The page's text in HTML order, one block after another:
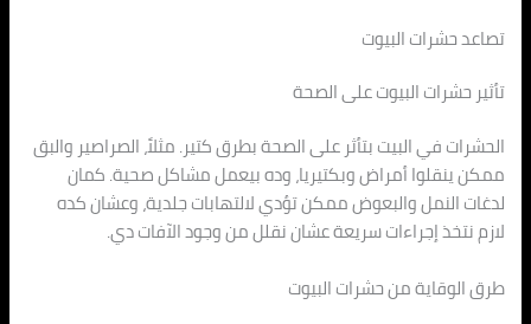
تصاعد حشرات البيوت
تأثير حشرات البيوت على الصحة
الحشرات في البيت بتأثر على الصحة بطرق كتير. مثلاً، الصراصير والبق
ممكن ينقلوا أمراض وبكتيريا، وده بيعمل مشاكل صحية. كمان
لدغات النمل والبعوض ممكن تؤدي لالتهابات جلدية، وعشان كده
لازم نتخذ إجراءات سريعة عشان نقلل من وجود الآفات دي.
طرق الوقاية من حشرات البيوت